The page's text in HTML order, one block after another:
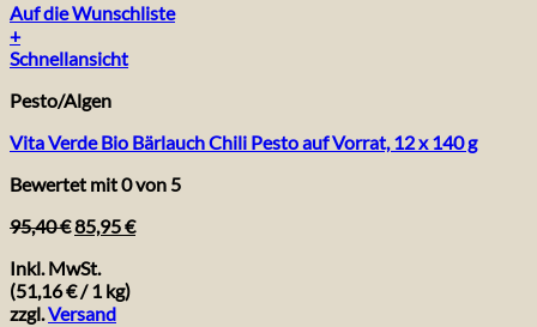
Auf die Wunschliste
+
Schnellansicht
Pesto/Algen
Vita Verde Bio Bärlauch Chili Pesto auf Vorrat, 12 x 140 g
Bewertet mit0von 5
95,40€Ursprünglicher
war:
95,40 €
85,95€Aktueller
Inkl. MwSt.
(51,16€/ 1 kg)
zzgl.Versand